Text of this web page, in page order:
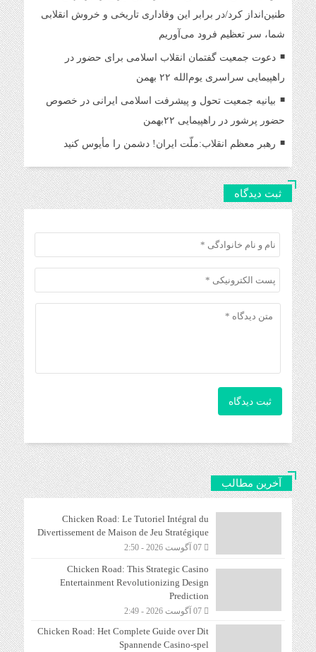
طنین‌انداز کرد/در برابر این وفاداری تاریخی و خروش انقلابی
شما، سر تعظیم فرود می‌آوریم
دعوت‌ جمعیت گفتمان انقلاب اسلامی برای حضور در
راهپیمایی سراسری یوم‌الله ۲۲ بهمن
بیانیه جمعیت تحول و پیشرفت اسلامی ایرانی در خصوص
حضور پرشور در راهپیمایی ۲۲بهمن
رهبر معظم انقلاب:ملّت ایران! دشمن را مأیوس کنید
ثبت دیدگاه
ثبت دیدگاه
آخرین مطالب
Chicken Road: Le Tutoriel Intégral du
Divertissement de Maison de Jeu Stratégique
07 آگوست 2026 - 2:50
Chicken Road: This Strategic Casino
Entertainment Revolutionizing Design
Prediction
07 آگوست 2026 - 2:49
Chicken Road: Het Complete Guide over Dit
Spannende Casino-spel